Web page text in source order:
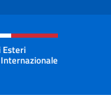
e menù